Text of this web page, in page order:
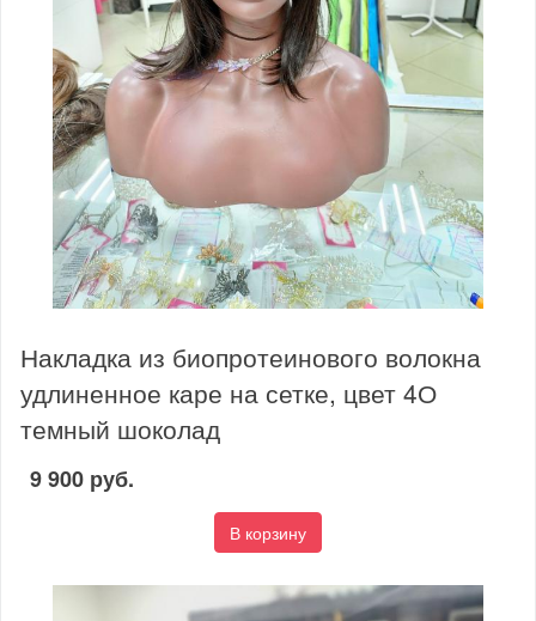
Накладка из биопротеинового волокна
удлиненное каре на сетке, цвет 4О
темный шоколад
9 900 руб.
В корзину